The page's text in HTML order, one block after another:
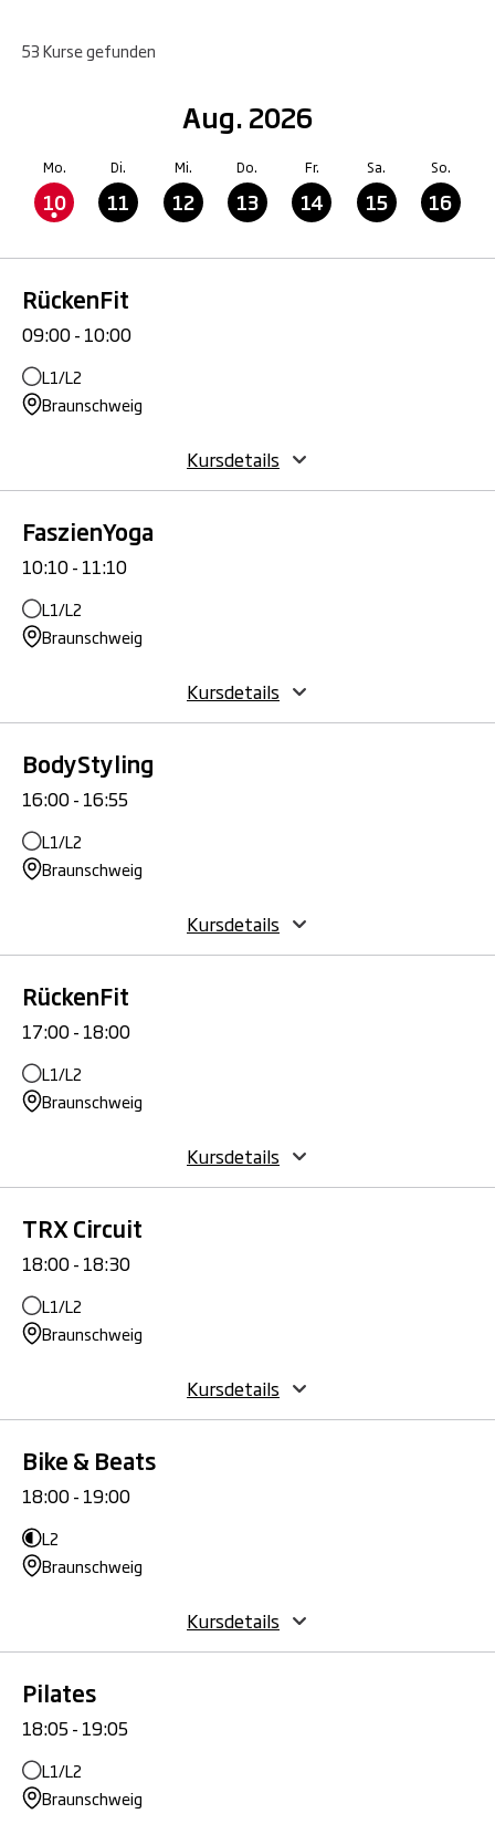
53Kursegefunden
Aug. 2026
Mo.
10
Di.
11
Mi.
12
Do.
13
Fr.
14
Sa.
15
So.
16
RückenFit
09:00 - 10:00
L1/L2
Braunschweig
Kursdetails
FaszienYoga
10:10 - 11:10
L1/L2
Braunschweig
Kursdetails
BodyStyling
16:00 - 16:55
L1/L2
Braunschweig
Kursdetails
RückenFit
17:00 - 18:00
L1/L2
Braunschweig
Kursdetails
TRX Circuit
18:00 - 18:30
L1/L2
Braunschweig
Kursdetails
Bike & Beats
18:00 - 19:00
L2
Braunschweig
Kursdetails
Pilates
18:05 - 19:05
L1/L2
Braunschweig